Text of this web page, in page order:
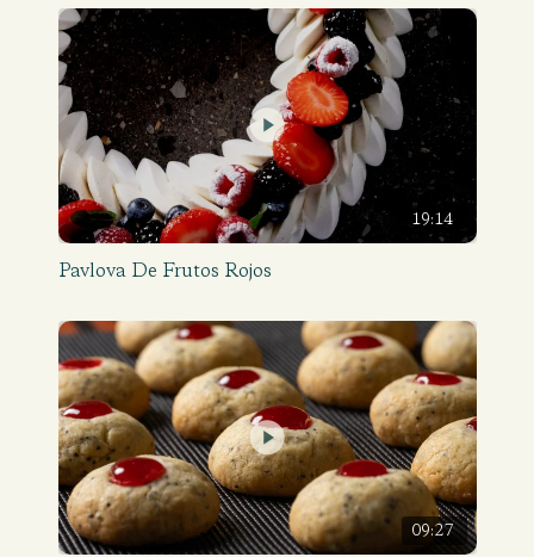
19:14
Pavlova De Frutos Rojos
09:27